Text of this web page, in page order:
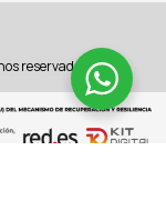
reservados